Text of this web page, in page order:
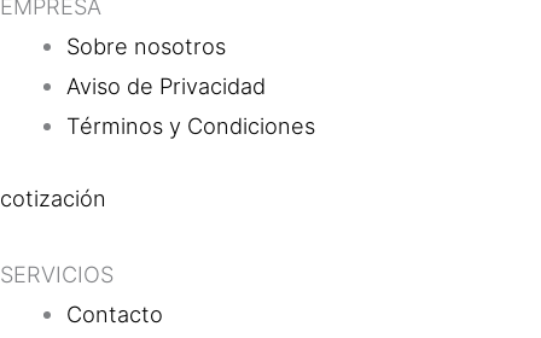
EMPRESA
Sobre nosotros
Aviso de Privacidad
Términos y Condiciones
cotización
SERVICIOS
Contacto